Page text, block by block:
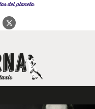
del planeta